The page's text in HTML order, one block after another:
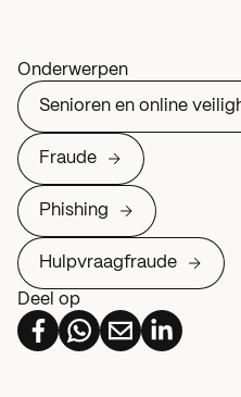
Onderwerpen
Senioren en online
Fraude
Phishing
Hulpvraagfraude
Deel op